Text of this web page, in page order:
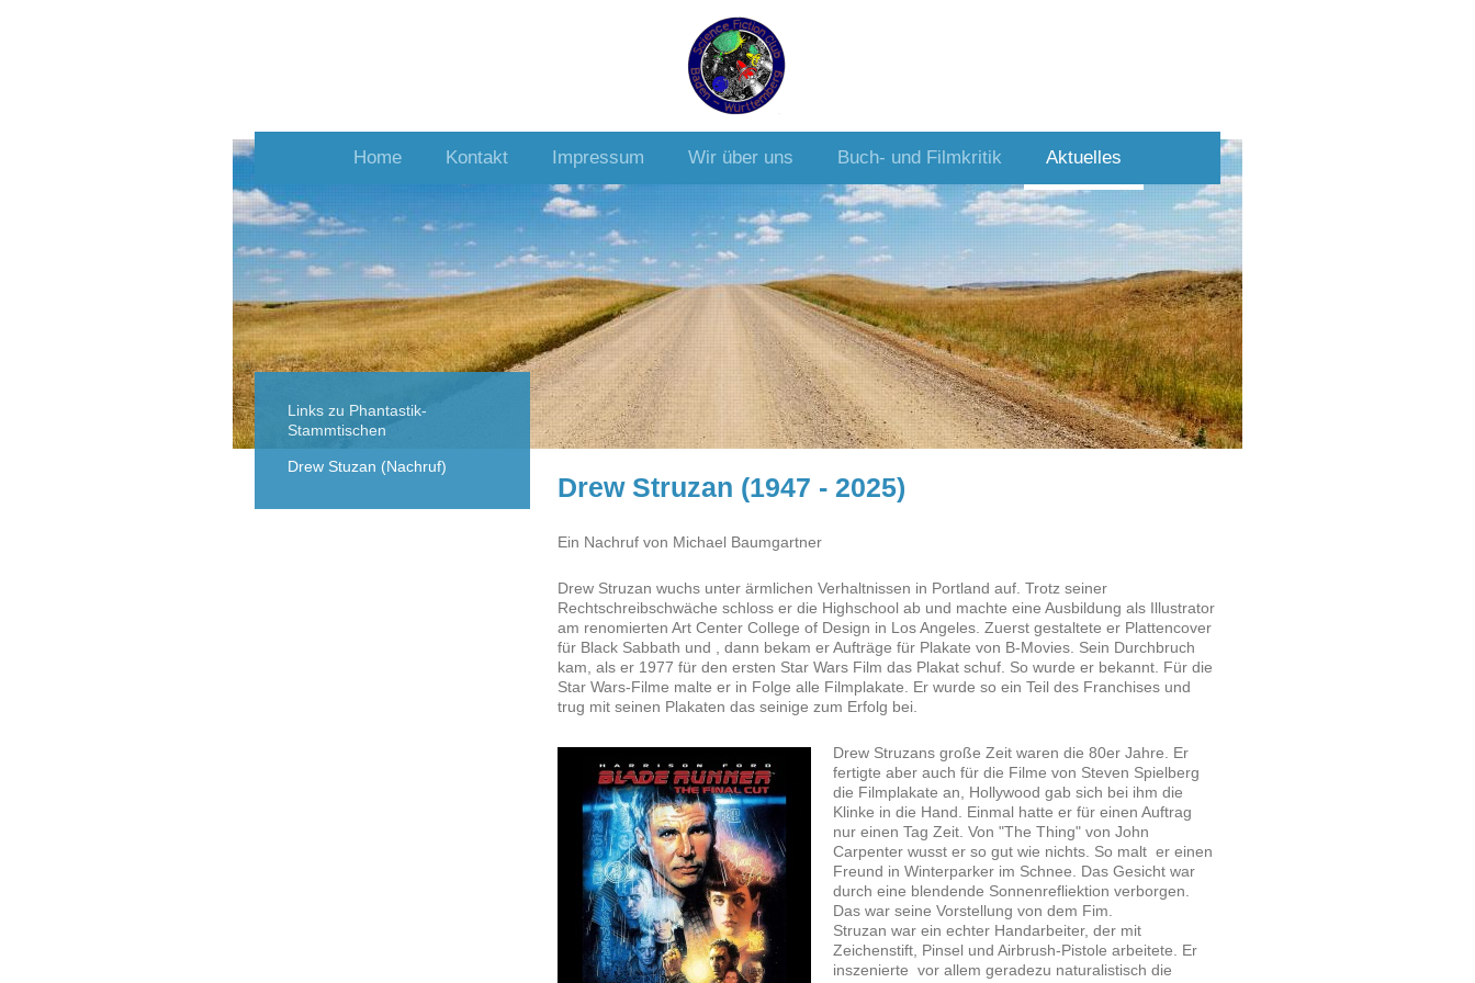
Home Kontakt Impressum Wir über uns Buch- und Filmkritik Aktuelles
Drew Struzan (1947 - 2025)
Ein Nachruf von Michael Baumgartner
Drew Struzan wuchs unter ärmlichen Verhaltnissen in Portland auf. Trotz seiner
Rechtschreibschwäche schloss er die Highschool ab und machte eine Ausbildung als Illustrator
am renomierten Art Center College of Design in Los Angeles. Zuerst gestaltete er Plattencover
für Black Sabbath und , dann bekam er Aufträge für Plakate von B-Movies. Sein Durchbruch
kam, als er 1977 für den ersten Star Wars Film das Plakat schuf. So wurde er bekannt. Für die
Star Wars-Filme malte er in Folge alle Filmplakate. Er wurde so ein Teil des Franchises und
trug mit seinen Plakaten das seinige zum Erfolg bei.
Drew Struzans große Zeit waren die 80er Jahre. Er
fertigte aber auch für die Filme von Steven Spielberg
die Filmplakate an, Hollywood gab sich bei ihm die
Klinke in die Hand. Einmal hatte er für einen Auftrag
nur einen Tag Zeit. Von "The Thing" von John
Carpenter wusst er so gut wie nichts. So malt er einen
Freund in Winterparker im Schnee. Das Gesicht war
durch eine blendende Sonnenrefliektion verborgen.
Das war seine Vorstellung von dem Fim.
Struzan war ein echter Handarbeiter, der mit
Zeichenstift, Pinsel und Airbrush-Pistole arbeitete. Er
inszenierte vor allem geradezu naturalistisch die
Links zu Phantastik-
Stammtischen
Drew Stuzan (Nachruf)